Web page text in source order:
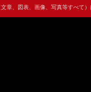
章、図表、画像、写真等すべて